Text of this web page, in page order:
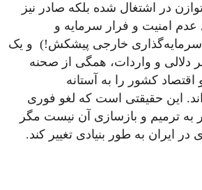
در اشتغال شده بلکه صادر نیز
عدم امنیت و فرار سرمایه و
(سرمایه‌گذاری خارجی پیشکش!) و یک
بر دلالی و واردات، همگی از صحنه
اقتصاد کشور را به آستانه
این حقیقتی است که لغو فوری
به ترمیم و بازسازی آن نیست مگر
ایران به طور بنیادی تغییر کند.